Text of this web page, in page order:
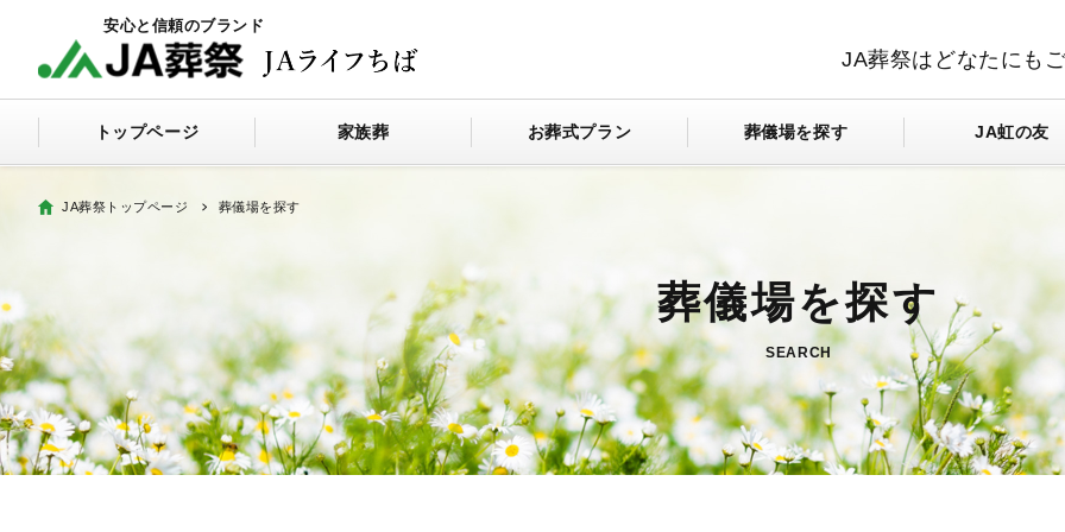
JA葬祭はどなたにも
トップページ 家族葬 お葬式プラン 葬儀場を探す JA虹の友
JA葬祭トップページ 葬儀場を探す
SEARCH